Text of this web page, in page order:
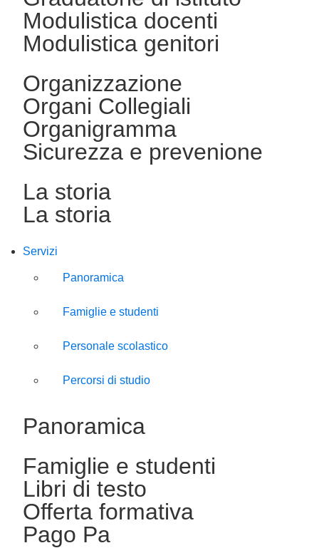
Modulistica docenti
Modulistica genitori
Organizzazione
Organi Collegiali
Organigramma
Sicurezza e prevenione
La storia
La storia
Servizi
Panoramica
Famiglie e studenti
Personale scolastico
Percorsi di studio
Panoramica
Famiglie e studenti
Libri di testo
Offerta formativa
Pago Pa